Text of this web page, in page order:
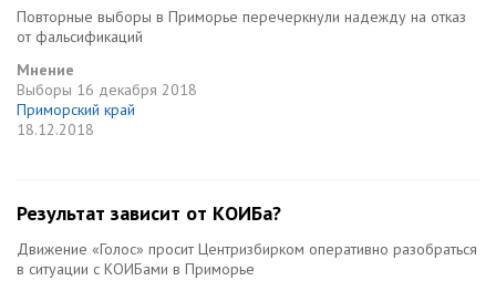
Повторные выборы в Приморье перечеркнули надежду на отказ
от фальсификаций
Мнение
Выборы 16 декабря 2018
Приморский край
18.12.2018
Результат зависит от КОИБа?
Движение «Голос» просит Центризбирком оперативно разобраться
в ситуации с КОИБами в Приморье